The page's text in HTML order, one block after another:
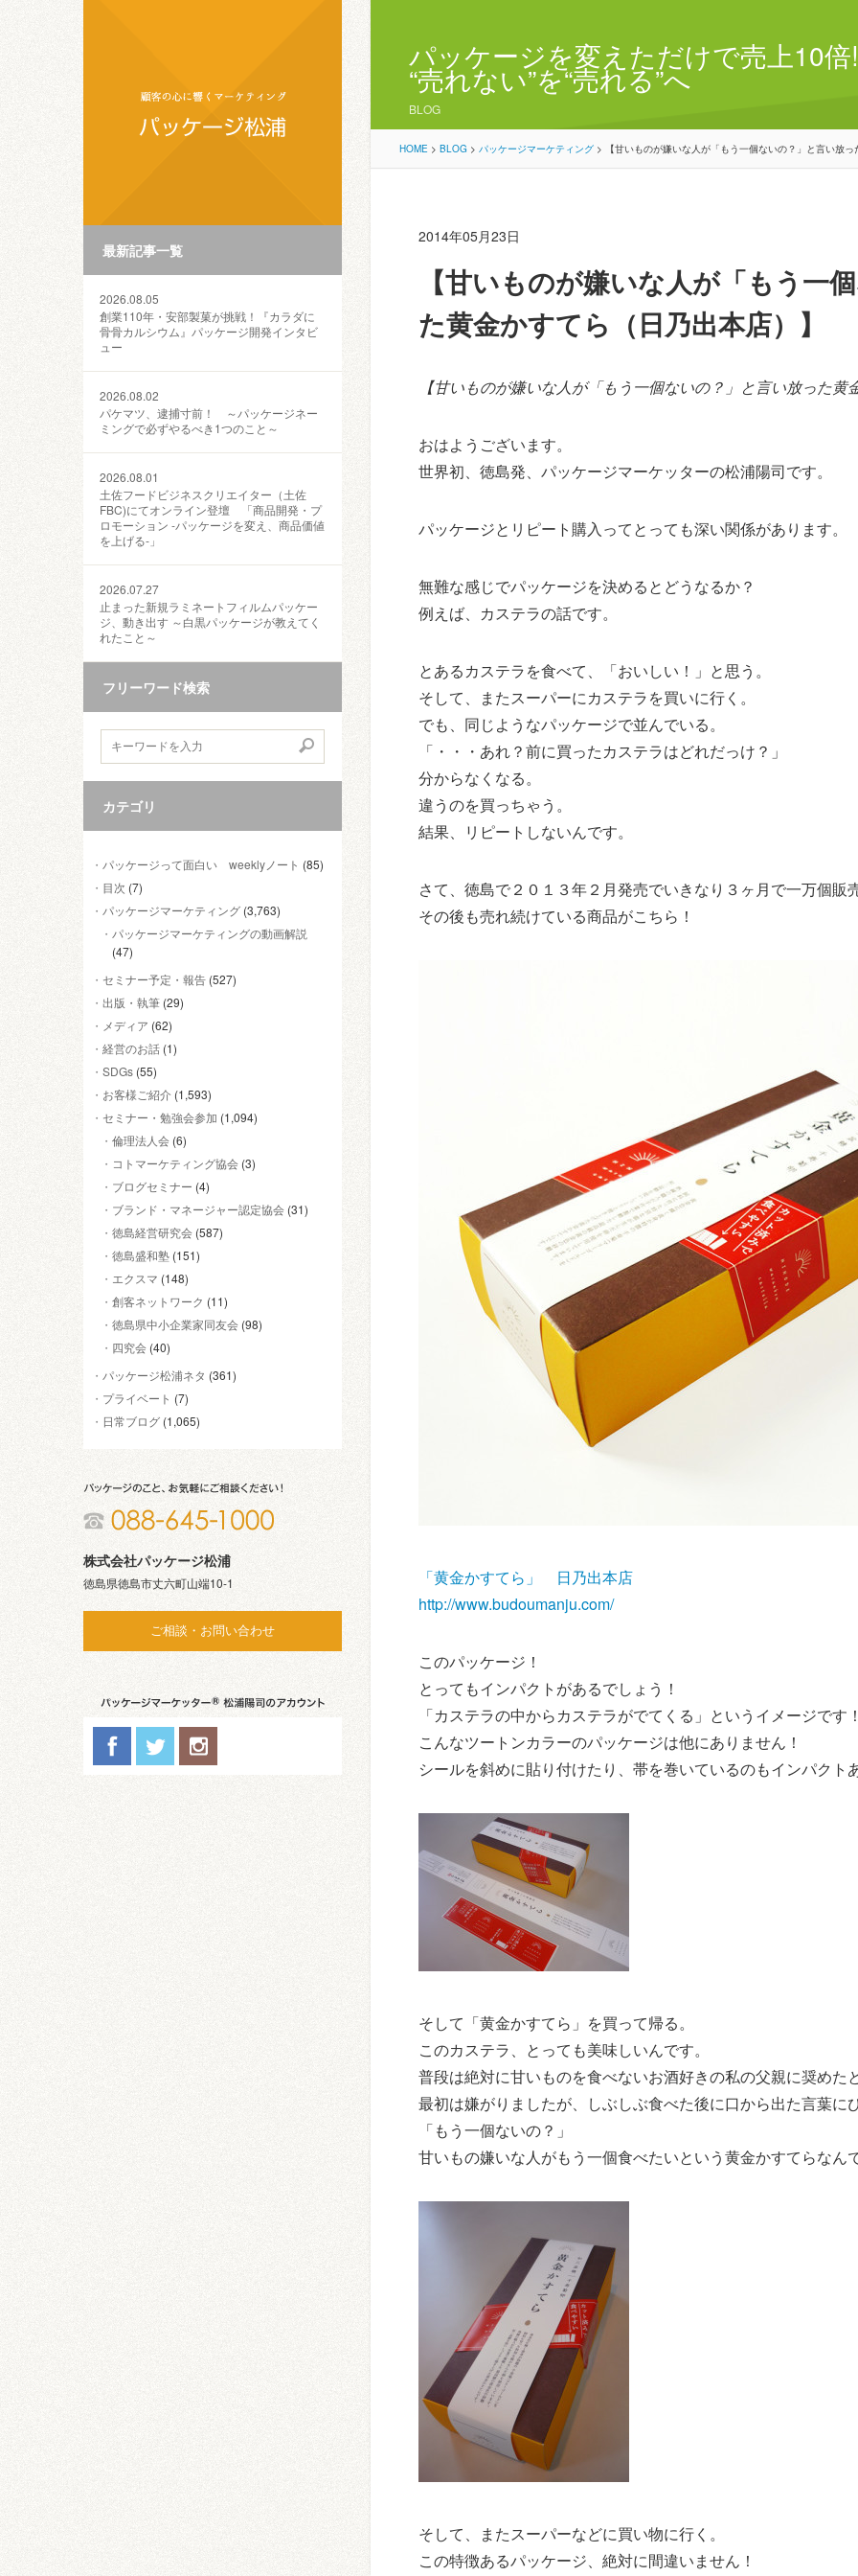
最新記事一覧
2026.08.05
創業110年・安部製菓が挑戦！『カラダに
骨骨カルシウム』パッケージ開発インタビ
ュー
2026.08.02
パケマツ、逮捕寸前！ ～パッケージネー
ミングで必ずやるべき1つのこと～
2026.08.01
土佐フードビジネスクリエイター（土佐
FBC)にてオンライン登壇 「商品開発・プ
ロモーション ‐パッケージを変え、商品価値
を上げる‐」
2026.07.27
止まった新規ラミネートフィルムパッケー
ジ、動き出す ～白黒パッケージが教えてく
れたこと～
フリーワード検索
カテゴリ
パッケージって面白い weeklyノート (85)
目次 (7)
パッケージマーケティング (3,763)
パッケージマーケティングの動画解説
(47)
セミナー予定・報告 (527)
出版・執筆 (29)
メディア (62)
経営のお話 (1)
SDGs (55)
お客様ご紹介 (1,593)
セミナー・勉強会参加 (1,094)
倫理法人会 (6)
コトマーケティング協会 (3)
ブログセミナー (4)
ブランド・マネージャー認定協会 (31)
徳島経営研究会 (587)
徳島盛和塾 (151)
エクスマ (148)
創客ネットワーク (11)
徳島県中小企業家同友会 (98)
四究会 (40)
パッケージ松浦ネタ (361)
プライベート (7)
日常ブログ (1,065)
株式会社パッケージ松浦
徳島県徳島市丈六町山端10-1
ご相談・お問い合わせ
パッケージを変えただけで売上10
“売れない”を“売れる”へ
BLOG
HOME > BLOG > パッケージマーケティング > 【甘いものが嫌いな人が「もう一個ないの？」と言い放
2014年05月23日
【甘いものが嫌いな人が「もう一
た黄金かすてら（日乃出本店）】
【甘いものが嫌いな人が「もう一個ないの？」と言い放った
おはようございます。
世界初、徳島発、パッケージマーケッターの松浦陽司です。
パッケージとリピート購入ってとっても深い関係があります。
無難な感じでパッケージを決めるとどうなるか？
例えば、カステラの話です。
とあるカステラを食べて、「おいしい！」と思う。
そして、またスーパーにカステラを買いに行く。
でも、同じようなパッケージで並んでいる。
「・・・あれ？前に買ったカステラはどれだっけ？」
分からなくなる。
違うのを買っちゃう。
結果、リピートしないんです。
さて、徳島で２０１３年２月発売でいきなり３ヶ月で一万個販
その後も売れ続けている商品がこちら！
「黄金かすてら」 日乃出本店
http://www.budoumanju.com/
このパッケージ！
とってもインパクトがあるでしょう！
「カステラの中からカステラがでてくる」というイメージです
こんなツートンカラーのパッケージは他にありません！
シールを斜めに貼り付けたり、帯を巻いているのもインパクト
そして「黄金かすてら」を買って帰る。
このカステラ、とっても美味しいんです。
普段は絶対に甘いものを食べないお酒好きの私の父親に奨めた
最初は嫌がりましたが、しぶしぶ食べた後に口から出た言葉に
「もう一個ないの？」
甘いもの嫌いな人がもう一個食べたいという黄金かすてらなん
そして、またスーパーなどに買い物に行く。
この特徴あるパッケージ、絶対に間違いません！